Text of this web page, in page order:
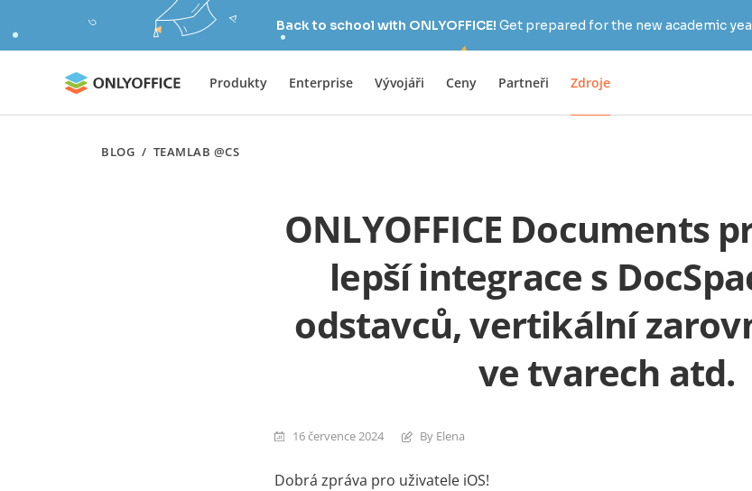
Back to school with ONLYOFFICE! Get prepared for the new academic
Produkty Enterprise Vývojáři Ceny Partneři Zdroje
BLOG / TEAMLAB @CS
ONLYOFFICE Documents
lepší integrace s
odstavců, vertikální
ve tvarech atd.
16 července 2024 By Elena
Dobrá zpráva pro uživatele iOS!